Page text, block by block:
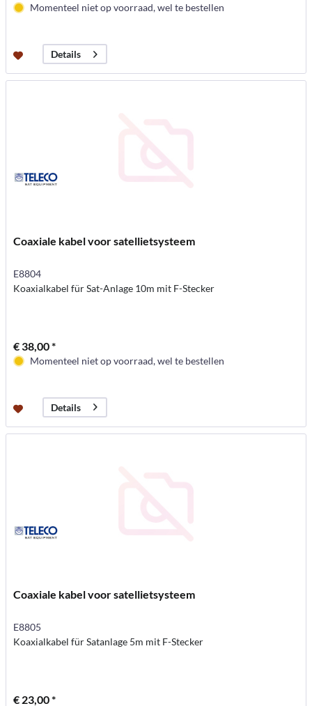
Momenteel niet op voorraad, wel te bestellen
Details
Coaxiale kabel voor satellietsysteem
E8804
Koaxialkabel für Sat-Anlage 10m mit F-Stecker
€ 38,00 *
Momenteel niet op voorraad, wel te bestellen
Details
Coaxiale kabel voor satellietsysteem
E8805
Koaxialkabel für Satanlage 5m mit F-Stecker
€ 23,00 *